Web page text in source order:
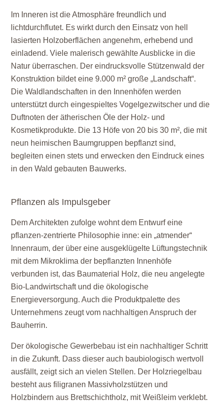
Im Inneren ist die Atmosphäre freundlich und
lichtdurchflutet. Es wirkt durch den Einsatz von hell
lasierten Holzoberflächen angenehm, erhebend und
einladend. Viele malerisch gewählte Ausblicke in die
Natur überraschen. Der eindrucksvolle Stützenwald der
Konstruktion bildet eine 9.000 m² große „Landschaft“.
Die Waldlandschaften in den Innenhöfen werden
unterstützt durch eingespieltes Vogelgezwitscher und die
Duftnoten der ätherischen Öle der Holz- und
Kosmetikprodukte. Die 13 Höfe von 20 bis 30 m², die mit
neun heimischen Baumgruppen bepflanzt sind,
begleiten einen stets und erwecken den Eindruck eines
in den Wald gebauten Bauwerks.
Pflanzen als Impulsgeber
Dem Architekten zufolge wohnt dem Entwurf eine
pflanzen-zentrierte Philosophie inne: ein „atmender“
Innenraum, der über eine ausgeklügelte Lüftungstechnik
mit dem Mikroklima der bepflanzten Innenhöfe
verbunden ist, das Baumaterial Holz, die neu angelegte
Bio-Landwirtschaft und die ökologische
Energieversorgung. Auch die Produktpalette des
Unternehmens zeugt vom nachhaltigen Anspruch der
Bauherrin.
Der ökologische Gewerbebau ist ein nachhaltiger Schritt
in die Zukunft. Dass dieser auch baubiologisch wertvoll
ausfällt, zeigt sich an vielen Stellen. Der Holzriegelbau
besteht aus filigranen Massivholzstützen und
Holzbindern aus Brettschichtholz, mit Weißleim verklebt.